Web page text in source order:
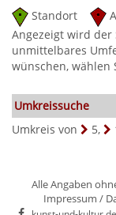
Standort
Angezeigt wird der
unmittelbares
wünschen, wählen
Umkreissuche
Umkreis von
5,
Alle Angaben
Impressum /